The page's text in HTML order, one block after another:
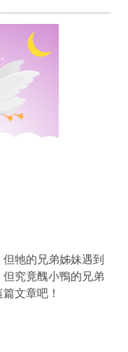
牠的兄弟姊妹遇到
究竟醜小鴨的兄弟
文章吧！